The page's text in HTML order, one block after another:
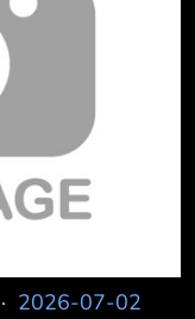
送兩張桌布
今年二月回
蛋黃 https://
2026-07-02